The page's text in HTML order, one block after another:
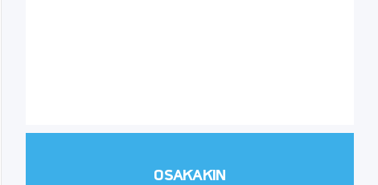
OSAKAKIN